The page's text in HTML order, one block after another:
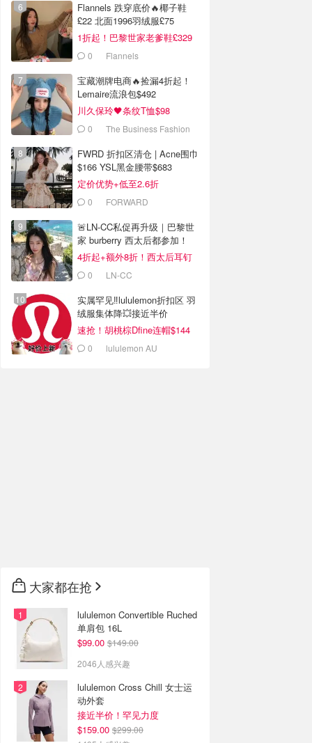
Flannels 跌穿底价🔥椰子鞋
£22 北面1996羽绒服£75
1折起！巴黎世家老爹鞋£329
抢！0 Flannels
宝藏潮牌电商🔥捡漏4折起！
Lemaire流浪包$492
川久保玲🖤条纹T恤$98
0 The Business Fashion
FWRD 折扣区清仓 | Acne围巾
$166 YSL黑金腰带$683
定价优势+低至2.6折
0 FORWARD
🚨LN-CC私促再升级｜巴黎世
家 burberry 西太后都参加！
4折起+额外8折！西太后耳钉
$1100 LN-CC
实属罕见‼️lululemon折扣区 羽
绒服集体降💥接近半价
速抢！胡桃棕Dfine连帽$144
0 lululemon AU
大家都在抢
lululemon Convertible Ruched
单肩包 16L
$99.00 $149.00
2046人感兴趣
lululemon Cross Chill 女士运
动外套
接近半价！罕见力度
$159.00 $299.00